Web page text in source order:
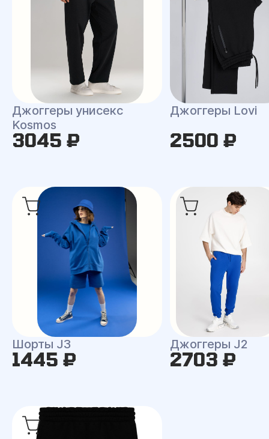
Джоггеры унисекс
Kosmos
3045 ₽
Джоггеры Lovi
2500 ₽
Шорты J3
1445 ₽
Джоггеры J2
2703 ₽